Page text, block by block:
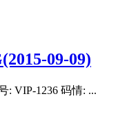
09-09)
: VIP-1236 码情: ...